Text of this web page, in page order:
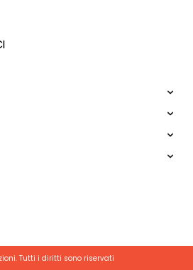
Tutti i diritti sono riservati